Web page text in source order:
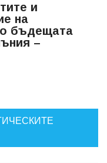
и
на
бъдещата
–